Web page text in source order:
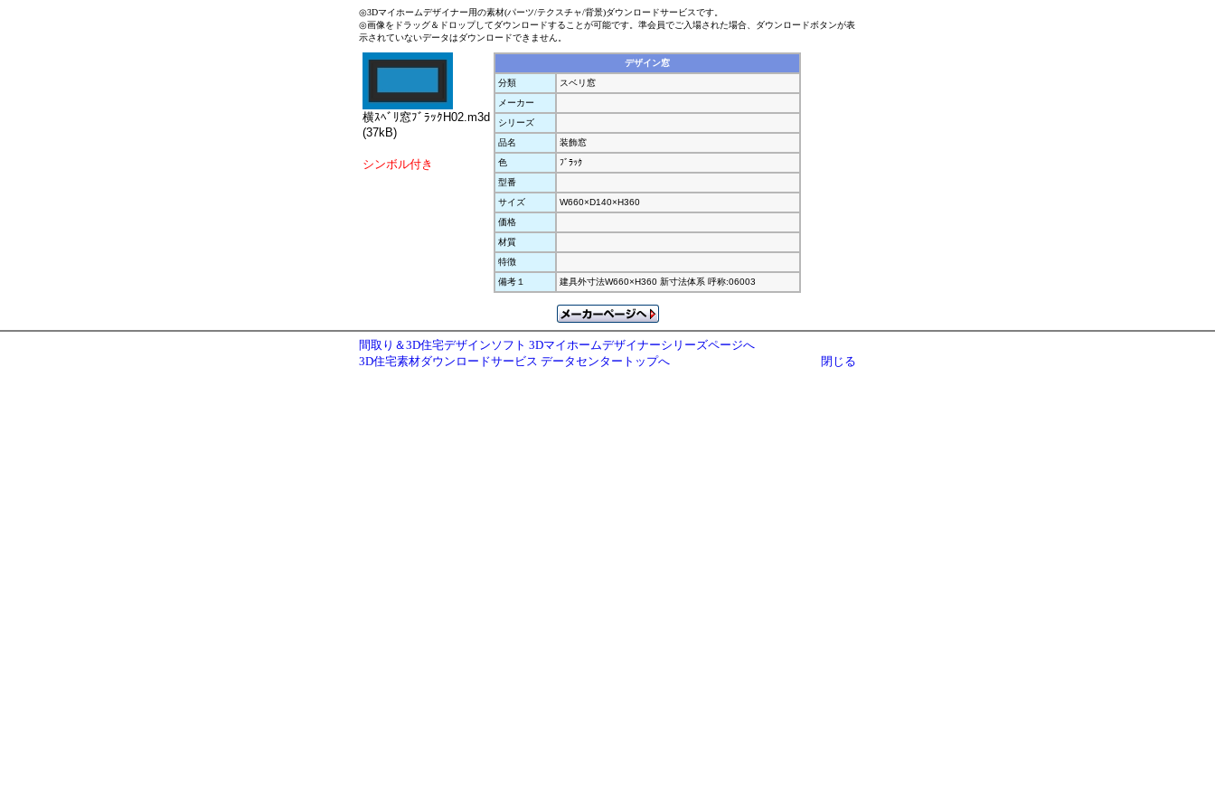
◎3Dマイホームデザイナー用の素材(パーツ/テクスチャ/背景)ダウンロードサービスです。
◎画像をドラッグ＆ドロップしてダウンロードすることが可能です。準会員でご入場された場合、ダウンロードボタンが表
示されていないデータはダウンロードできません。
横ｽﾍﾞﾘ窓ﾌﾞﾗｯｸH02.m3d
(37kB)
シンボル付き
デザイン窓
分類
スベリ窓
メーカー
シリーズ
品名
装飾窓
色
ﾌﾞﾗｯｸ
型番
サイズ
W660×D140×H360
価格
材質
特徴
備考１
建具外寸法W660×H360 新寸法体系 呼称:06003
間取り＆3D住宅デザインソフト 3Dマイホームデザイナーシリーズページへ
3D住宅素材ダウンロードサービス データセンタートップへ
閉じる